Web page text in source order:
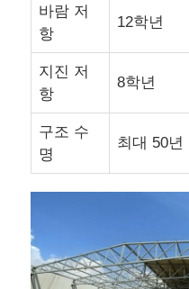
철강 구조 항공기 헝거
철강 구조물
강철 구조 물 탱크 타워
바람 저
항
12학년
지진 저
항
8학년
구조 수
명
최대 50년